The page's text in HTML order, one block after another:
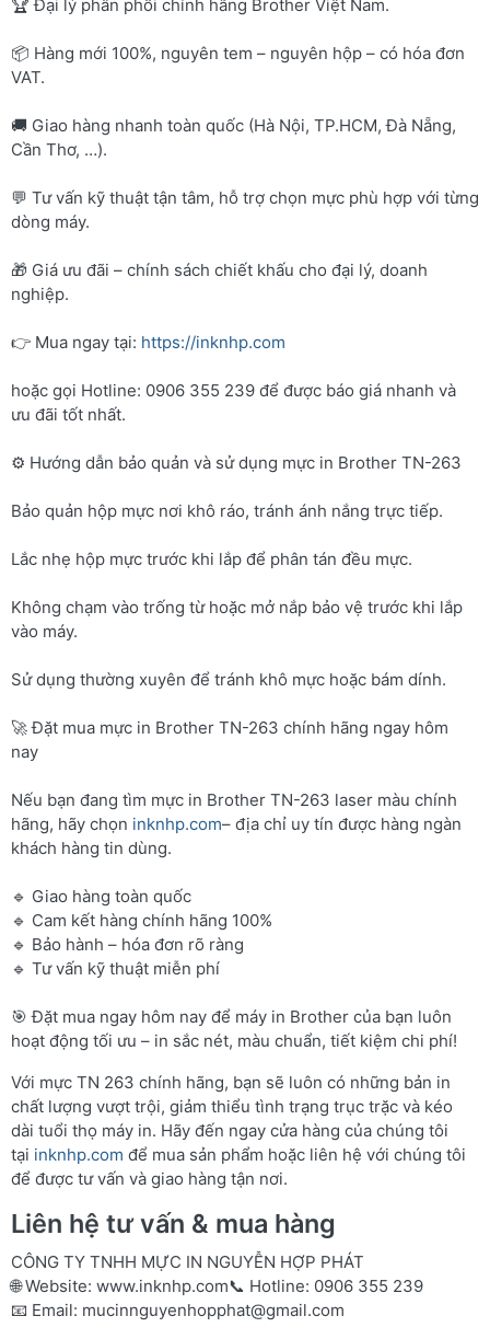
🏆 Đại lý phân phối chính hãng Brother Việt Nam.
📦 Hàng mới 100%, nguyên tem – nguyên hộp – có hóa đơn
VAT.
🚚 Giao hàng nhanh toàn quốc (Hà Nội, TP.HCM, Đà Nẵng,
Cần Thơ, …).
💬 Tư vấn kỹ thuật tận tâm, hỗ trợ chọn mực phù hợp với từng
dòng máy.
🎁 Giá ưu đãi – chính sách chiết khấu cho đại lý, doanh
nghiệp.
👉 Mua ngay tại: https://inknhp.com
hoặc gọi Hotline: 0906 355 239 để được báo giá nhanh và
ưu đãi tốt nhất.
⚙️ Hướng dẫn bảo quản và sử dụng mực in Brother TN-263
Bảo quản hộp mực nơi khô ráo, tránh ánh nắng trực tiếp.
Lắc nhẹ hộp mực trước khi lắp để phân tán đều mực.
Không chạm vào trống từ hoặc mở nắp bảo vệ trước khi lắp
vào máy.
Sử dụng thường xuyên để tránh khô mực hoặc bám dính.
🚀 Đặt mua mực in Brother TN-263 chính hãng ngay hôm
nay
Nếu bạn đang tìm mực in Brother TN-263 laser màu chính
hãng, hãy chọn inknhp.com– địa chỉ uy tín được hàng ngàn
khách hàng tin dùng.
🔹 Giao hàng toàn quốc
🔹 Cam kết hàng chính hãng 100%
🔹 Bảo hành – hóa đơn rõ ràng
🔹 Tư vấn kỹ thuật miễn phí
🎯 Đặt mua ngay hôm nay để máy in Brother của bạn luôn
hoạt động tối ưu – in sắc nét, màu chuẩn, tiết kiệm chi phí!
Với mực TN 263 chính hãng, bạn sẽ luôn có những bản in
chất lượng vượt trội, giảm thiểu tình trạng trục trặc và kéo
dài tuổi thọ máy in. Hãy đến ngay cửa hàng của chúng tôi
tại inknhp.com để mua sản phẩm hoặc liên hệ với chúng tôi
để được tư vấn và giao hàng tận nơi.
Liên hệ tư vấn & mua hàng
CÔNG TY TNHH MỰC IN NGUYỄN HỢP PHÁT
🌐 Website: www.inknhp.com📞 Hotline: 0906 355 239
📧 Email: mucinnguyenhopphat@gmail.com